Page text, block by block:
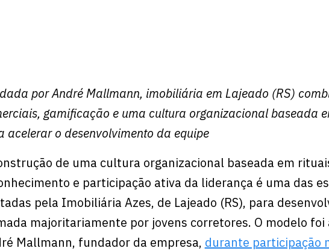
por André Mallmann, imobiliária em Lajeado (RS)
gamificação e uma cultura organizacional baseada
acelerar o desenvolvimento da equipe
de uma cultura organizacional baseada em
e participação ativa da liderança é uma das
pela Imobiliária Azes, de Lajeado (RS), para
majoritariamente por jovens corretores. O modelo
Mallmann, fundador da empresa, durante participação